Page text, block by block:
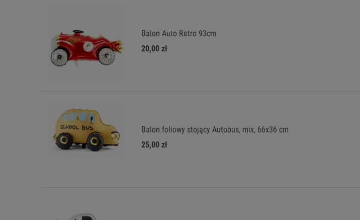
Balon Auto Retro 93cm
20,00 zł
Balon foliowy stojący Autobus, mix, 66x36 cm
25,00 zł